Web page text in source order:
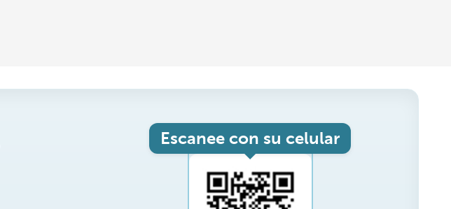
Escanee con su celular